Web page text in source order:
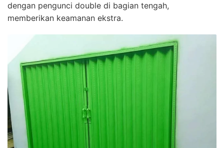
dengan pengunci double di bagian tengah,
memberikan keamanan ekstra.